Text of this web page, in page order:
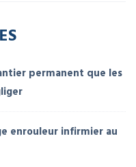
permanent que les
enrouleur infirmier au